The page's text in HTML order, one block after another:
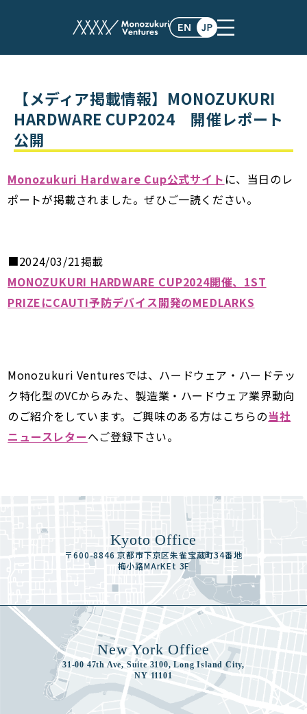
post
【メディア掲載情報】MONOZUKURI
HARDWARE CUP2024 開催レポート
公開
Monozukuri Hardware Cup公式サイト に、当日のレ
ポートが掲載されました。ぜひご一読ください。
■2024/03/21掲載
MONOZUKURI HARDWARE CUP2024開催、1ST
PRIZEにCAUTI予防デバイス開発のMEDLARKS
Monozukuri Venturesでは、ハードウェア・ハードテッ
ク特化型のVCからみた、製造業・ハードウェア業界動向
のご紹介をしています。ご興味のある方はこちらの当社
ニュースレターへご登録下さい。
Kyoto Office
〒600-8846 京都市下京区朱雀宝蔵町34番地
梅小路MArKEt 3F
New York Office
31-00 47th Ave, Suite 3100, Long Island City,
NY 11101